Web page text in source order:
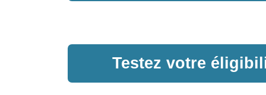
Testez votre